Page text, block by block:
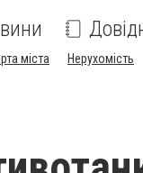
міста Нерухомість